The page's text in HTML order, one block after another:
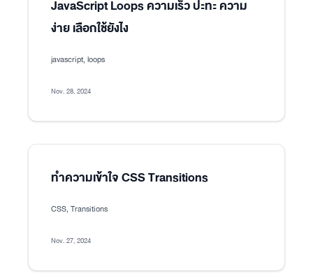
JavaScript Loops ความเร็ว ปะทะ ความ
ง่าย เลือกใช้ยังไง
javascript, loops
Nov. 28, 2024
ทำความเข้าใจ CSS Transitions
CSS, Transitions
Nov. 27, 2024